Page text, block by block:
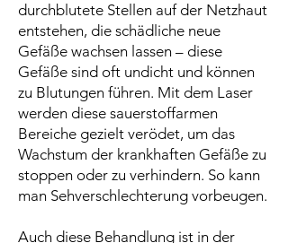
durchblutete Stellen auf der Netzhaut
entstehen, die schädliche neue
Gefäße wachsen lassen – diese
Gefäße sind oft undicht und können
zu Blutungen führen. Mit dem Laser
werden diese sauerstoffarmen
Bereiche gezielt verödet, um das
Wachstum der krankhaften Gefäße zu
stoppen oder zu verhindern. So kann
man Sehverschlechterung vorbeugen.
Auch diese Behandlung ist in der